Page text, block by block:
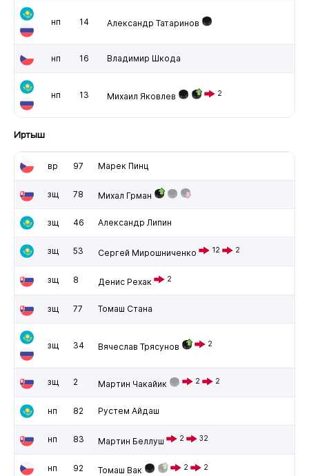
нп 14 Александр Татаринов
нп 16 Владимир Шкода
нп 13 Михаил Яковлев 2
Иртыш
вр 97 Марек Пинц
зщ 78 Михал Грман
зщ 46 Александр Липин
зщ 53 Сергей Мирошниченко 12 2
зщ 8 Денис Рехак 2
зщ 77 Томаш Стана
зщ 34 Вячеслав Трясунов 2
зщ 2 Мартин Чакайик 2 2
нп 82 Рустем Айдаш
нп 83 Мартин Беллуш 2 32
нп 92 Томаш Вак 2 2